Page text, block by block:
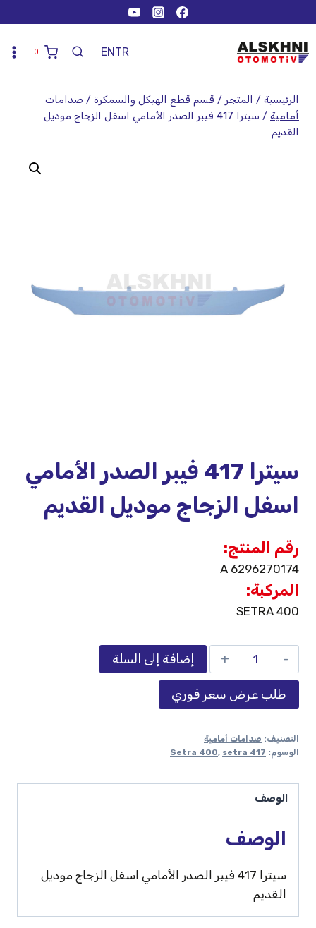
TR
EN
0
الرئيسية / المتجر / قسم قطع الهيكل والسمكرة / صدامات
أمامية /
سيترا 417 فيبر الصدر الأمامي اسفل الزجاج موديل
القديم
سيترا 417 فيبر الصدر الأمامي
اسفل الزجاج موديل القديم
رقم المنتج:
A 6296270174
المركبة:
SETRA 400
إضافة إلى السلة
طلب عرض سعر فوري
التصنيف: صدامات أمامية
الوسوم:
Setra 400, setra 417
الوصف
الوصف
سيترا 417 فيبر الصدر الأمامي اسفل الزجاج موديل
القديم